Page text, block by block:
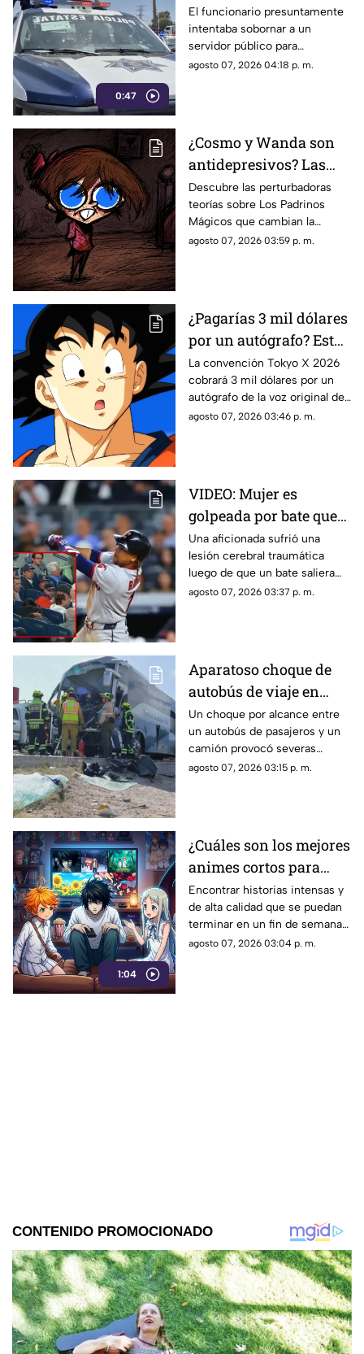
0:47
de pesos y un arma de
fuego
El funcionario presuntamente
intentaba sobornar a un
servidor público para
reclasificar diversas causas
agosto 07, 2026 04:18 p. m.
¿Cosmo y Wanda son
antidepresivos? Las
perturbadoras teorías y
las hipótesis más
oscuras sobre Los
Padrinos Mágicos
Descubre las perturbadoras
teorías sobre Los Padrinos
Mágicos que cambian la
historia de Timmy Turner y el
agosto 07, 2026 03:59 p. m.
¿Pagarías 3 mil dólares
por un autógrafo? Esto
cobra quien da voz a
Goku e indigna a los
fans
La convención Tokyo X 2026
cobrará 3 mil dólares por un
autógrafo de la voz original de
Goku en Dragon Ball. Fans
agosto 07, 2026 03:46 p. m.
VIDEO: Mujer es
golpeada por bate que
salió volando en
partido de los Yankees;
los demandó por 10
millones de dólares
Una aficionada sufrió una
lesión cerebral traumática
luego de que un bate saliera
disparado hacia las gradas en
agosto 07, 2026 03:37 p. m.
Aparatoso choque de
autobús de viaje en
carretera deja un
conductor prensado y
dos heridos
Un choque por alcance entre
un autobús de pasajeros y un
camión provocó severas
afectaciones viales. El
agosto 07, 2026 03:15 p. m.
1:04
¿Cuáles son los mejores
animes cortos para
maratonear? El TOP 5
imperdibles que puedes
ver completos en
streaming
Encontrar historias intensas y
de alta calidad que se puedan
terminar en un fin de semana
se ha convertido en una
agosto 07, 2026 03:04 p. m.